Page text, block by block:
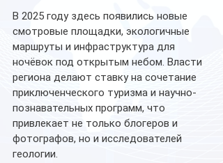
В 2025 году здесь появились новые
смотровые площадки, экологичные
маршруты и инфраструктура для
ночёвок под открытым небом. Власти
региона делают ставку на сочетание
приключенческого туризма и научно-
познавательных программ, что
привлекает не только блогеров и
фотографов, но и исследователей
геологии.